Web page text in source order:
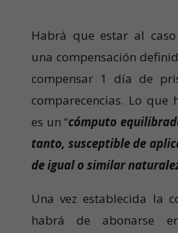
Habrá que estar al
una compensación
compensar 1 día de
comparecencias. Lo que
es un “cómputo
tanto, susceptible de
de igual o similar
Una vez establecida la
habrá de abonarse